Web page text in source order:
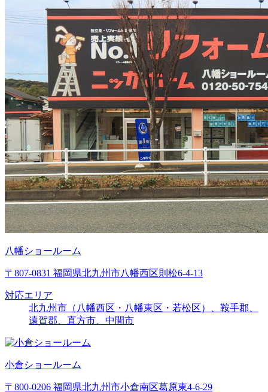
八幡ショールーム
〒807-0831 福岡県北九州市八幡西区則松6-4-13
対応エリア
北九州市（八幡西区・八幡東区・若松区）、鞍手郡、
遠賀郡、直方市、中間市
小倉ショールーム
〒800-0206 福岡県北九州市小倉南区葛原東4-6-29